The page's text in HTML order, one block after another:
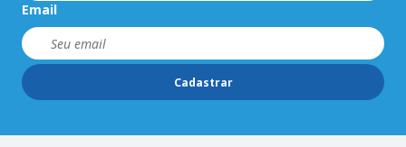
Email
Cadastrar